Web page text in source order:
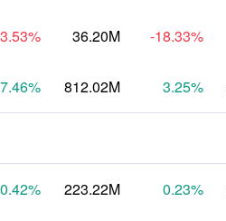
% 36.20M -18.33%
7.46% 812.02M 3.25%
0.42% 223.22M 0.23%